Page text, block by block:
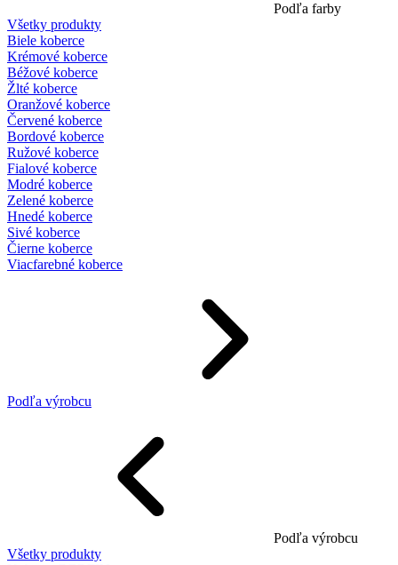
Podľa farby
Všetky produkty
Biele koberce
Krémové koberce
Béžové koberce
Žlté koberce
Oranžové koberce
Červené koberce
Bordové koberce
Ružové koberce
Fialové koberce
Modré koberce
Zelené koberce
Hnedé koberce
Sivé koberce
Čierne koberce
Viacfarebné koberce
Podľa výrobcu
Podľa výrobcu
Všetky produkty